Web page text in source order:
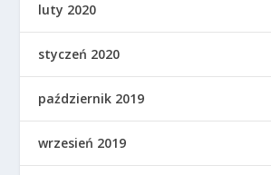
luty 2020
styczeń 2020
październik 2019
wrzesień 2019